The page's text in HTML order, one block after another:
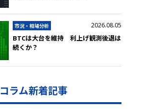
市況・相場分析 2026.08.05
BTCは大台を維持 利上げ観測後退は
続くか？
コラム新着記事